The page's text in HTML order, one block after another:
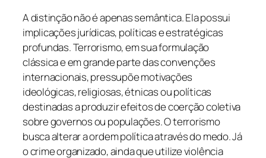
A distinção não é apenas semântica. Ela possui
implicações jurídicas, políticas e estratégicas
profundas. Terrorismo, em sua formulação
clássica e em grande parte das convenções
internacionais, pressupõe motivações
ideológicas, religiosas, étnicas ou políticas
destinadas a produzir efeitos de coerção coletiva
sobre governos ou populações. O terrorismo
busca alterar a ordem política através do medo. Já
o crime organizado, ainda que utilize violência